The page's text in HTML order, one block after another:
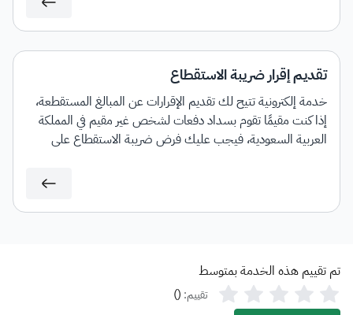
تقديم إقرار ضريبة الاستقطاع
خدمة إلكترونية تتيح لك تقديم الإقرارات عن المبالغ المستقطعة،
إذا كنت مقيمًا تقوم بسداد دفعات لشخص غير مقيم في المملكة
العربية السعودية، فيجب عليك فرض ضريبة الاستقطاع على
تم تقييم هذه الخدمة بمتوسط
تقييم: (
)